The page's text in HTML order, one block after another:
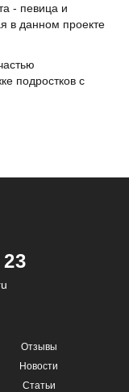
- певица и
в данном проекте
подростков с
Отзывы
Новости
Статьи